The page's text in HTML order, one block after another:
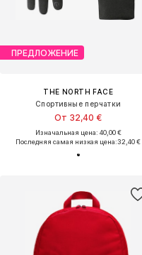
ПРЕДЛОЖЕНИЕ
THE NORTH FACE
Спортивные перчатки
От 32,40 €
Изначальная цена: 40,00 €
Последняя самая низкая цена:32,40 €